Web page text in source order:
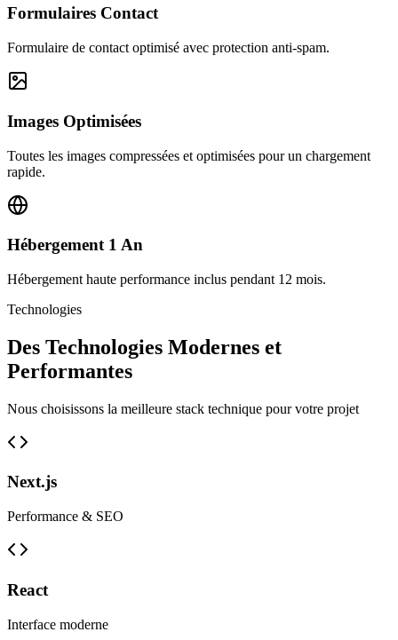
Formulaires Contact
Formulaire de contact optimisé avec protection anti-spam.
Images Optimisées
Toutes les images compressées et optimisées pour un chargement
rapide.
Hébergement 1 An
Hébergement haute performance inclus pendant 12 mois.
Technologies
Des Technologies Modernes et
Performantes
Nous choisissons la meilleure stack technique pour votre projet
Next.js
Performance & SEO
React
Interface moderne